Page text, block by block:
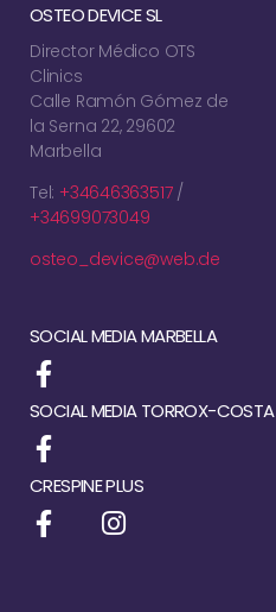
OSTEO DEVICE SL
Director Médico OTS
Clinics
Calle Ramón Gómez de
la Serna 22, 29602
Marbella
Tel: +34646363517/
+34699073049
osteo_device@web.de
SOCIAL MEDIA MARBELLA
SOCIAL MEDIA TORROX-COSTA
CRESPINE PLUS